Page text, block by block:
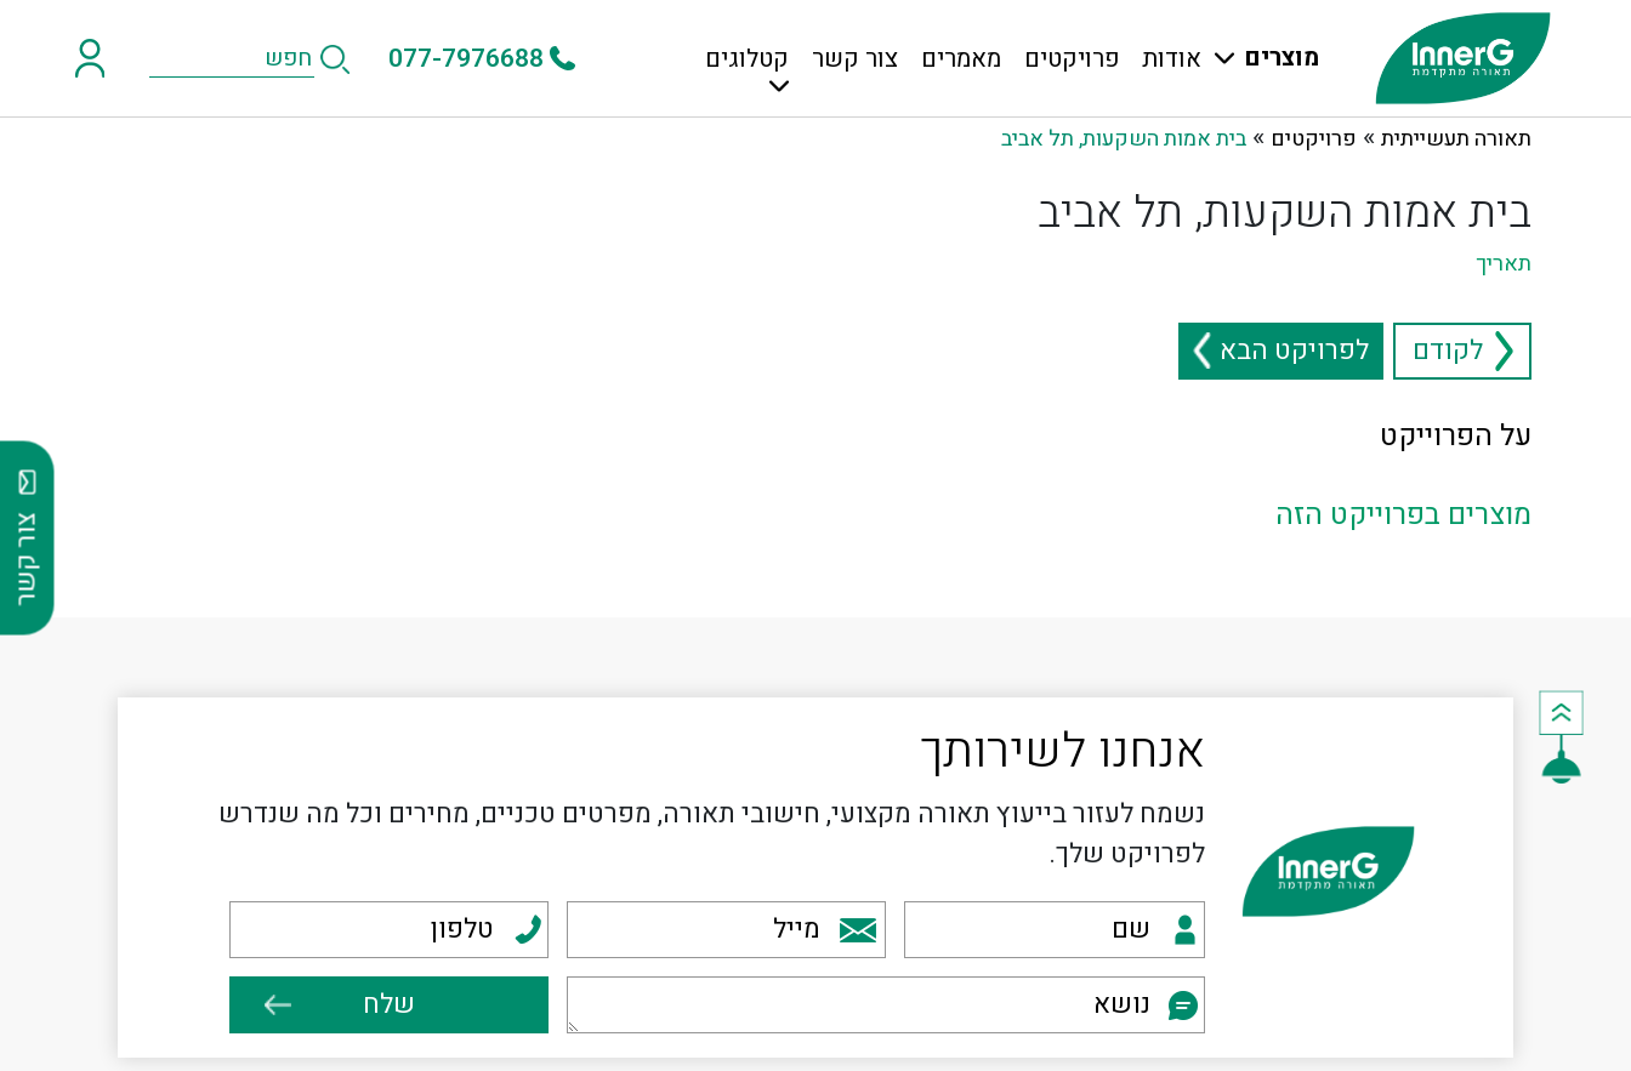
מוצרים אודות פרויקטים מאמרים צור קשר קטלוגים 077-7976688
צור קשר
תאורה תעשייתית » פרויקטים »בית אמות השקעות, תל אביב
בית אמות השקעות, תל אביב
תאריך
לקודם לפרויקט הבא
על הפרוייקט
מוצרים בפרוייקט הזה
אנחנו לשירותך
נשמח לעזור בייעוץ תאורה מקצועי, חישובי תאורה, מפרטים טכניים, מחירים וכל מה שנדרש
לפרויקט שלך.